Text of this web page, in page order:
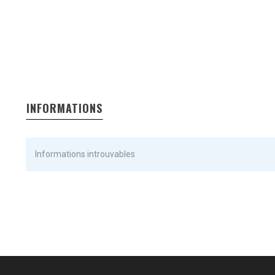
INFORMATIONS
Informations introuvables